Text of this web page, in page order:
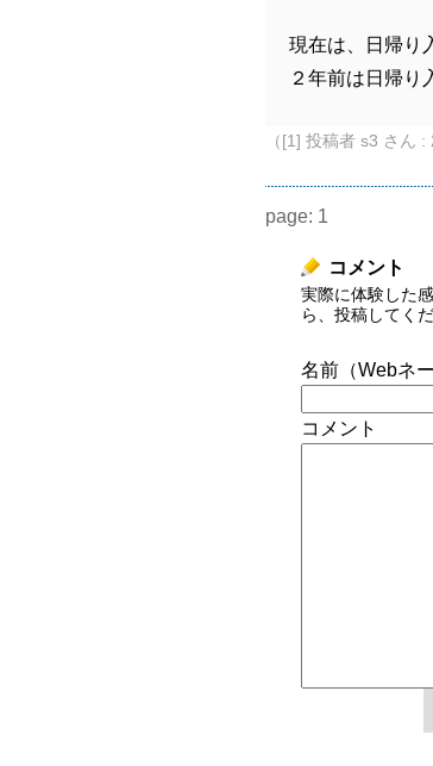
現在は、日帰り
２年前は日帰り
（[1] 投稿者 s3 さん :
page: 1
コメント
実際に体験した
ら、投稿してくだ
名前（Webネ
コメント